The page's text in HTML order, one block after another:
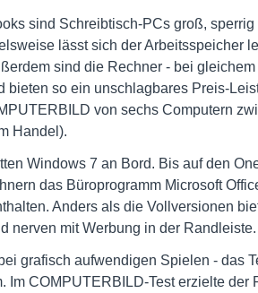
sind Schreibtisch-PCs groß,
lässt sich der Arbeitsspeicher
sind die Rechner - bei
bieten so ein unschlagbares Preis-
von sechs Computern
Handel).
Windows 7 an Bord. Bis auf den
das Büroprogramm Microsoft
Anders als die Vollversionen
nerven mit Werbung in der Randleiste.
grafisch aufwendigen Spielen - das
Im COMPUTERBILD-Test erzielte der